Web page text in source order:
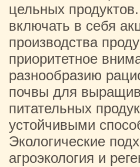
цельных
включать в себя
производства
приоритетное
разнообразию
почвы для
питательных
устойчивыми
Экологические
агроэкология и